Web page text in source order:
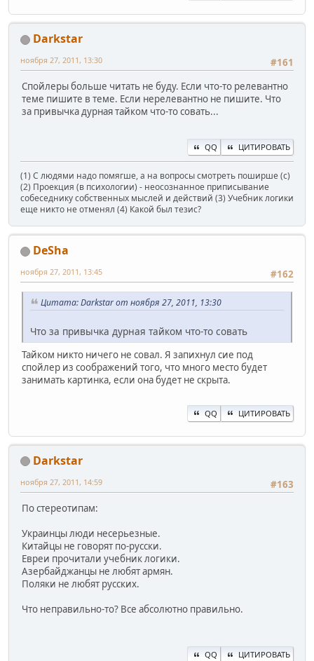
Darkstar
#161
ноября 27, 2011, 13:30
Спойлеры больше читать не буду. Если что-то релевантно
теме пишите в теме. Если нерелевантно не пишите. Что
за привычка дурная тайком что-то совать...
QQ ЦИТИРОВАТЬ
(1) С людями надо помягше, а на вопросы смотреть поширше (с)
(2) Проекция (в психологии) - неосознанное приписывание
собеседнику собственных мыслей и действий (3) Учебник логики
еще никто не отменял (4) Какой был тезис?
DeSha
#162
ноября 27, 2011, 13:45
Цитата: Darkstar от ноября 27, 2011, 13:30
Что за привычка дурная тайком что-то совать
Тайком никто ничего не совал. Я запихнул сие под
спойлер из соображений того, что много место будет
занимать картинка, если она будет не скрыта.
QQ ЦИТИРОВАТЬ
Darkstar
#163
ноября 27, 2011, 14:59
По стереотипам:
Украинцы люди несерьезные.
Китайцы не говорят по-русски.
Евреи прочитали учебник логики.
Азербайджанцы не любят армян.
Поляки не любят русских.
Что неправильно-то? Все абсолютно правильно.
QQ ЦИТИРОВАТЬ